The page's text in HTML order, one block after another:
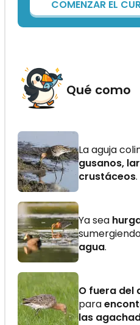
COMENZAR EL
Qué como
La aguja
gusanos,
crustáceos.
Ya sea
agua.
O fuera del
para
las